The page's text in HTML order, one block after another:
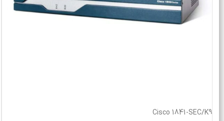
Cisco 1841-SEC/K9